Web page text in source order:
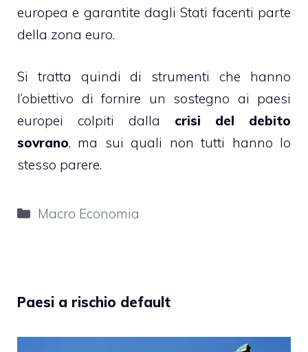
europea e garantite dagli Stati facenti parte
della zona euro.
Si tratta quindi di strumenti che hanno
l’obiettivo di fornire un sostegno ai paesi
europei colpiti dalla crisi del debito
sovrano, ma sui quali non tutti hanno lo
stesso parere.
Categorie
Macro Economia
Paesi a rischio default